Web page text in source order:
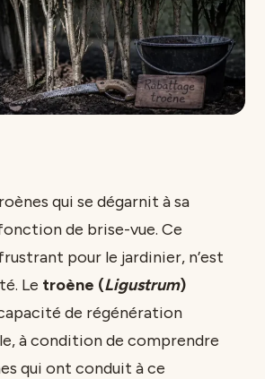
qui se dégarnit à sa
de brise-vue. Ce
pour le jardinier, n’est
Le troène (Ligustrum)
de régénération
à condition de comprendre
qui ont conduit à ce